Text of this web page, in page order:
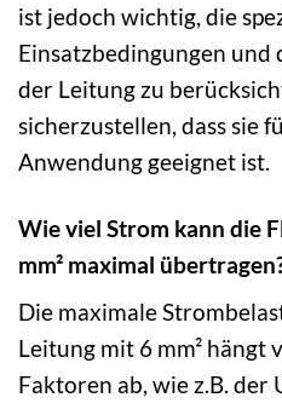
ist jedoch wichtig, die
Einsatzbedingungen und
der Leitung zu
sicherzustellen, dass sie
Anwendung geeignet ist.
Wie viel Strom kann die
mm² maximal
Die maximale
Leitung mit 6 mm² hängt
Faktoren ab, wie z.B. der